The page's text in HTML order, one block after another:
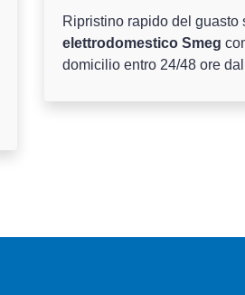
Ripristino rapido del guasto
elettrodomestico Smeg
domicilio entro 24/48 ore